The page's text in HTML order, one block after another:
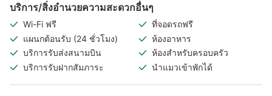
บริการ/สิ่งอำนวยความสะดวกอื่นๆ
Wi-Fi ฟรี
ที่จอดรถฟรี
แผนกต้อนรับ (24 ชั่วโมง)
ห้องอาหาร
บริการรับส่งสนามบิน
ห้องสำหรับครอบครัว
บริการรับฝากสัมภาระ
นำแมวเข้าพักได้